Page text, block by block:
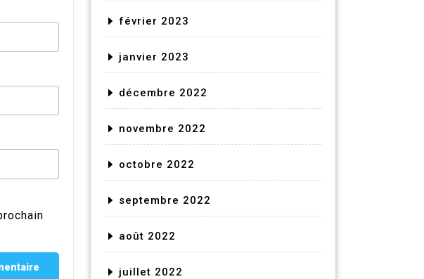
février 2023
janvier 2023
décembre 2022
novembre 2022
octobre 2022
septembre 2022
août 2022
juillet 2022